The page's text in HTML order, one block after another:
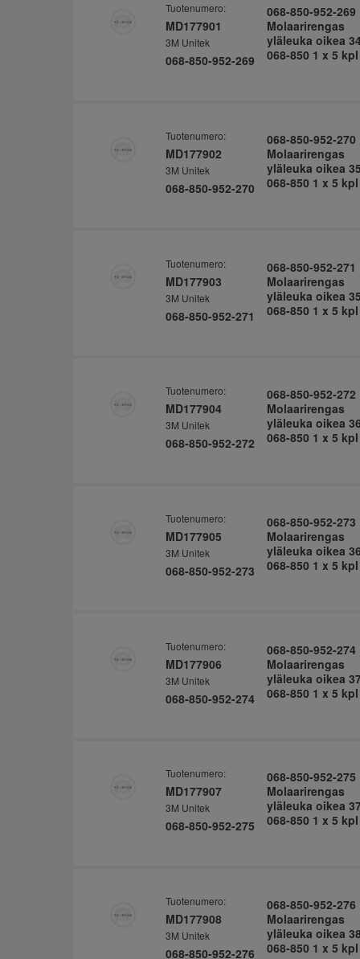
Tuotenumero:
MD177901
3M Unitek
068-850-952-269
068-850-952-269
Molaarirengas
yläleuka oikea
068-850 1 x 5 kpl
Tuotenumero:
MD177902
3M Unitek
068-850-952-270
068-850-952-270
Molaarirengas
yläleuka oikea
068-850 1 x 5 kpl
Tuotenumero:
MD177903
3M Unitek
068-850-952-271
068-850-952-271
Molaarirengas
yläleuka oikea
068-850 1 x 5 kpl
Tuotenumero:
MD177904
3M Unitek
068-850-952-272
068-850-952-272
Molaarirengas
yläleuka oikea
068-850 1 x 5 kpl
Tuotenumero:
MD177905
3M Unitek
068-850-952-273
068-850-952-273
Molaarirengas
yläleuka oikea
068-850 1 x 5 kpl
Tuotenumero:
MD177906
3M Unitek
068-850-952-274
068-850-952-274
Molaarirengas
yläleuka oikea
068-850 1 x 5 kpl
Tuotenumero:
MD177907
3M Unitek
068-850-952-275
068-850-952-275
Molaarirengas
yläleuka oikea
068-850 1 x 5 kpl
Tuotenumero:
MD177908
3M Unitek
068-850-952-276
068-850-952-276
Molaarirengas
yläleuka oikea
068-850 1 x 5 kpl